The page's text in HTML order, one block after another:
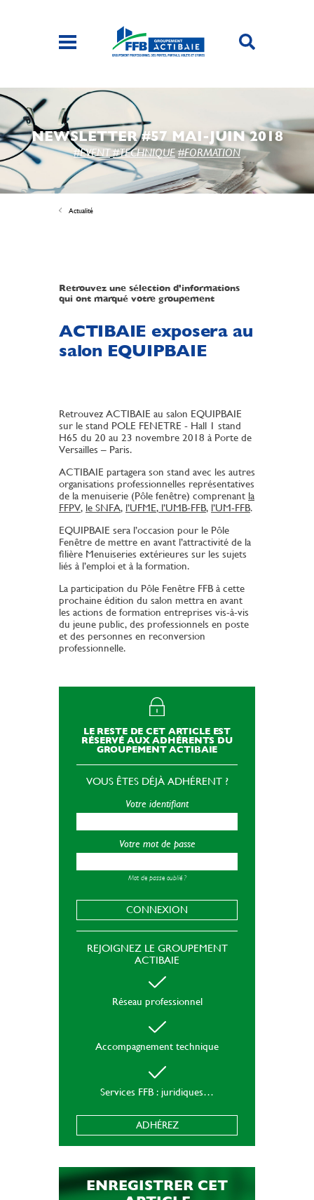
NEWSLETTER #57 MAI-JUIN 2018
#EVENT #TECHNIQUE #FORMATION
Actualité
Retrouvez une sélection d'informations
qui ont marqué votre groupement
ACTIBAIE exposera au
salon EQUIPBAIE
Retrouvez ACTIBAIE au salon EQUIPBAIE
sur le stand POLE FENETRE - Hall 1 stand
H65 du 20 au 23 novembre 2018 à Porte de
Versailles – Paris.
ACTIBAIE partagera son stand avec les autres
organisations professionnelles représentatives
de la menuiserie (Pôle fenêtre) comprenant la
FFPV, le SNFA, l’UFME, l’UMB-FFB, l’UM-FFB.
EQUIPBAIE sera l’occasion pour le Pôle
Fenêtre de mettre en avant l’attractivité de la
filière Menuiseries extérieures sur les sujets
liés à l’emploi et à la formation.
La participation du Pôle Fenêtre FFB à cette
prochaine édition du salon mettra en avant
les actions de formation entreprises vis-à-vis
du jeune public, des professionnels en poste
et des personnes en reconversion
professionnelle.
LE RESTE DE CET ARTICLE EST
RÉSERVÉ AUX ADHÉRENTS DU
GROUPEMENT ACTIBAIE
VOUS ÊTES DÉJÀ ADHÉRENT ?
Votre identifiant
Votre mot de passe
Mot de passe oublié ?
CONNEXION
REJOIGNEZ LE GROUPEMENT
ACTIBAIE
Réseau professionnel
Accompagnement technique
Services FFB : juridiques…
ADHÉREZ
ENREGISTRER CET